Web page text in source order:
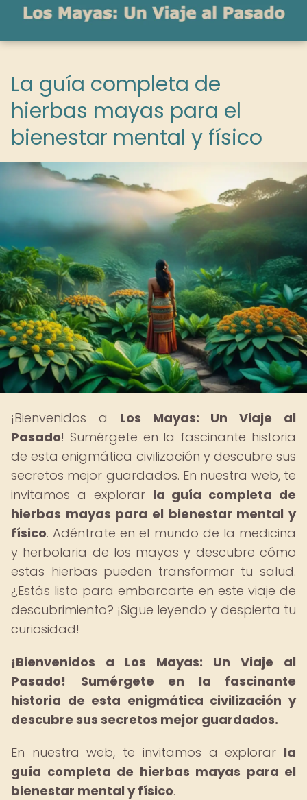
La guía completa de
hierbas mayas para el
bienestar mental y físico
¡Bienvenidos a Los Mayas: Un Viaje al
Pasado! Sumérgete en la fascinante historia
de esta enigmática civilización y descubre sus
secretos mejor guardados. En nuestra web, te
invitamos a explorar la guía completa de
hierbas mayas para el bienestar mental y
físico. Adéntrate en el mundo de la medicina
y herbolaria de los mayas y descubre cómo
estas hierbas pueden transformar tu salud.
¿Estás listo para embarcarte en este viaje de
descubrimiento? ¡Sigue leyendo y despierta tu
curiosidad!
¡Bienvenidos a Los Mayas: Un Viaje al
Pasado!
Sumérgete en la fascinante
historia de esta enigmática civilización y
descubre sus secretos mejor guardados.
En nuestra web, te invitamos a explorar la
guía completa de hierbas mayas para el
bienestar mental y físico.